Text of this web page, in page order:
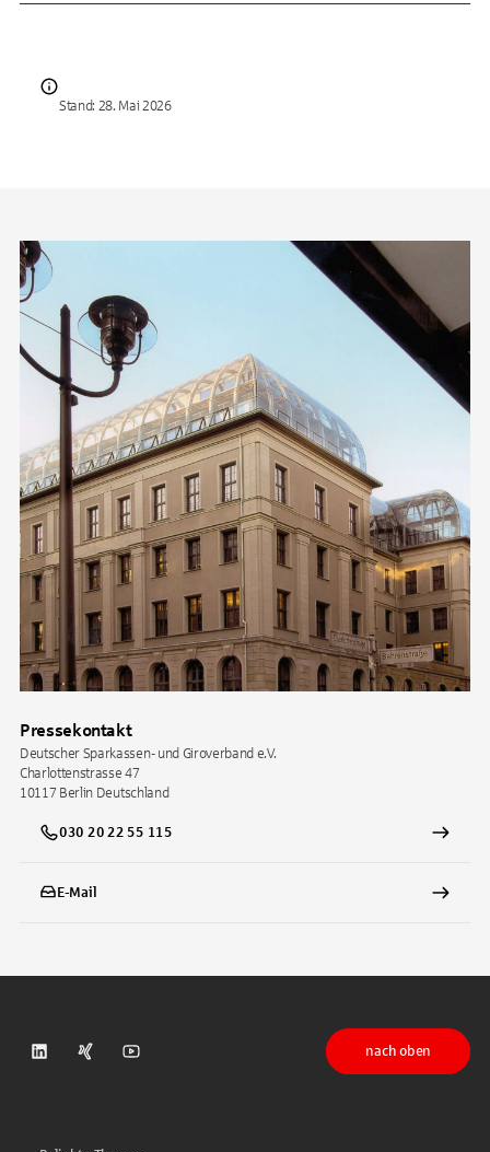
Stand: 28. Mai 2026
Pressekontakt
Deutscher Sparkassen- und Giroverband e.V.
Charlottenstrasse 47
10117 Berlin Deutschland
030 20 22 55 115
E-Mail
DSGV auf LinkedIn
DSGV auf XingDSGV auf Youtube
nach oben